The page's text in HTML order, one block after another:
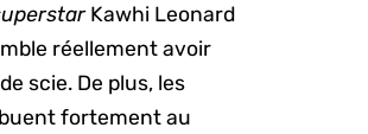
Kawhi Leonard
réellement avoir
scie. De plus, les
fortement au